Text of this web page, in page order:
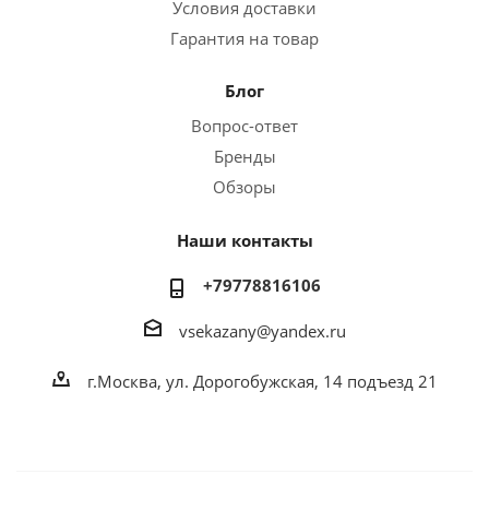
Условия доставки
Гарантия на товар
Блог
Вопрос-ответ
Бренды
Обзоры
Наши контакты
+79778816106
vsekazany@yandex.ru
г.Москва, ул. Дорогобужская, 14 подъезд 21